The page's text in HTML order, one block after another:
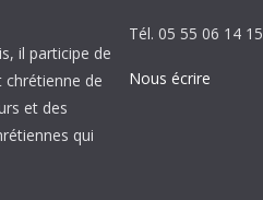
il participe de
chrétienne de
et des
qui
Tél. 05 55 06 14 15
Nous écrire